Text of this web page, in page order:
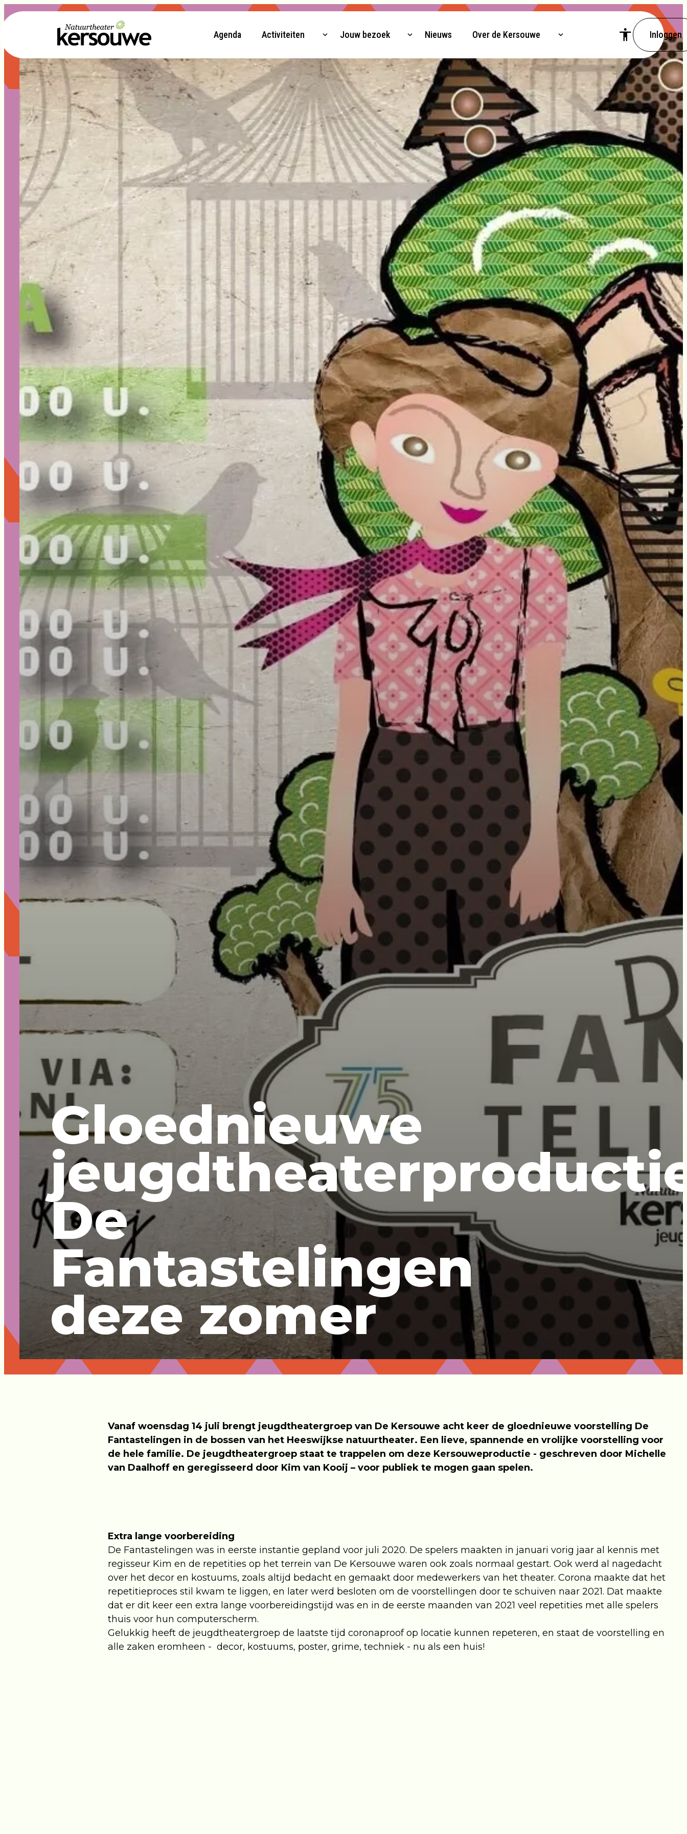
- Home pagina
Agenda Activiteiten Jouw bezoek Nieuws Over de Kersouwe Inloggen
Gloednieuwe
De
Fantastelingen
deze zomer
Vanaf woensdag 14 juli brengt jeugdtheatergroep van De Kersouwe acht keer de gloednieuwe voorstelling De
Fantastelingen in de bossen van het Heeswijkse natuurtheater. Een lieve, spannende en vrolijke voorstelling voor
de hele familie. De jeugdtheatergroep staat te trappelen om deze Kersouweproductie - geschreven door Michelle
van Daalhoff en geregisseerd door Kim van Kooij – voor publiek te mogen gaan spelen.
Extra lange voorbereiding
De Fantastelingen was in eerste instantie gepland voor juli 2020. De spelers maakten in januari vorig jaar al kennis met
regisseur Kim en de repetities op het terrein van De Kersouwe waren ook zoals normaal gestart. Ook werd al nagedacht
over het decor en kostuums, zoals altijd bedacht en gemaakt door medewerkers van het theater. Corona maakte dat het
repetitieproces stil kwam te liggen, en later werd besloten om de voorstellingen door te schuiven naar 2021. Dat maakte
dat er dit keer een extra lange voorbereidingstijd was en in de eerste maanden van 2021 veel repetities met alle spelers
thuis voor hun computerscherm.
Gelukkig heeft de jeugdtheatergroep de laatste tijd coronaproof op locatie kunnen repeteren, en staat de voorstelling en
alle zaken eromheen - decor, kostuums, poster, grime, techniek - nu als een huis!